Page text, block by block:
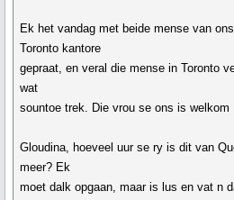
Ek het vandag met beide mense van
Toronto kantore
gepraat, en veral die mense in Toronto
wat
sountoe trek. Die vrou se ons is welkom
Gloudina, hoeveel uur se ry is dit van
meer? Ek
moet dalk opgaan, maar is lus en vat n